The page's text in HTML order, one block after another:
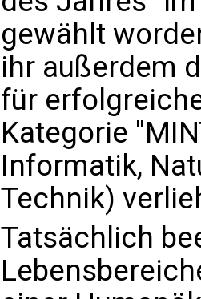
gewählt
ihr außerdem
für
Kategorie
Informatik,
Technik)
Tatsächlich